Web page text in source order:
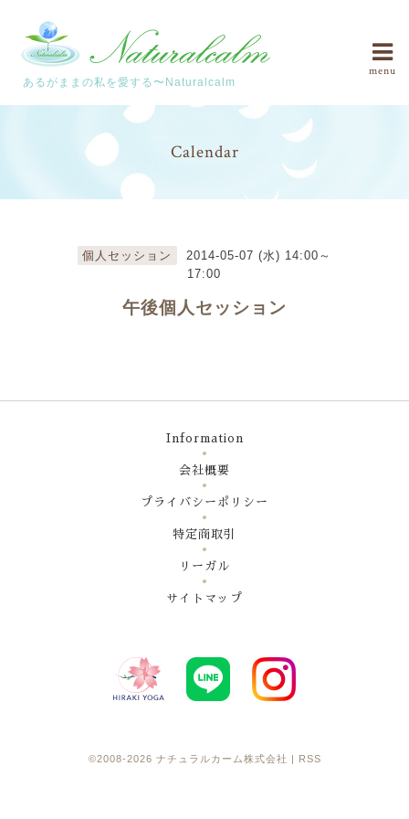
あるがままの私を愛する〜Naturalcalm
menu
Calendar
個人セッション
2014-05-07 (水) 14:00～
17:00
午後個人セッション
Information
会社概要
プライバシーポリシー
特定商取引
リーガル
サイトマップ
©2008-2026 ナチュラルカーム株式会社 RSS